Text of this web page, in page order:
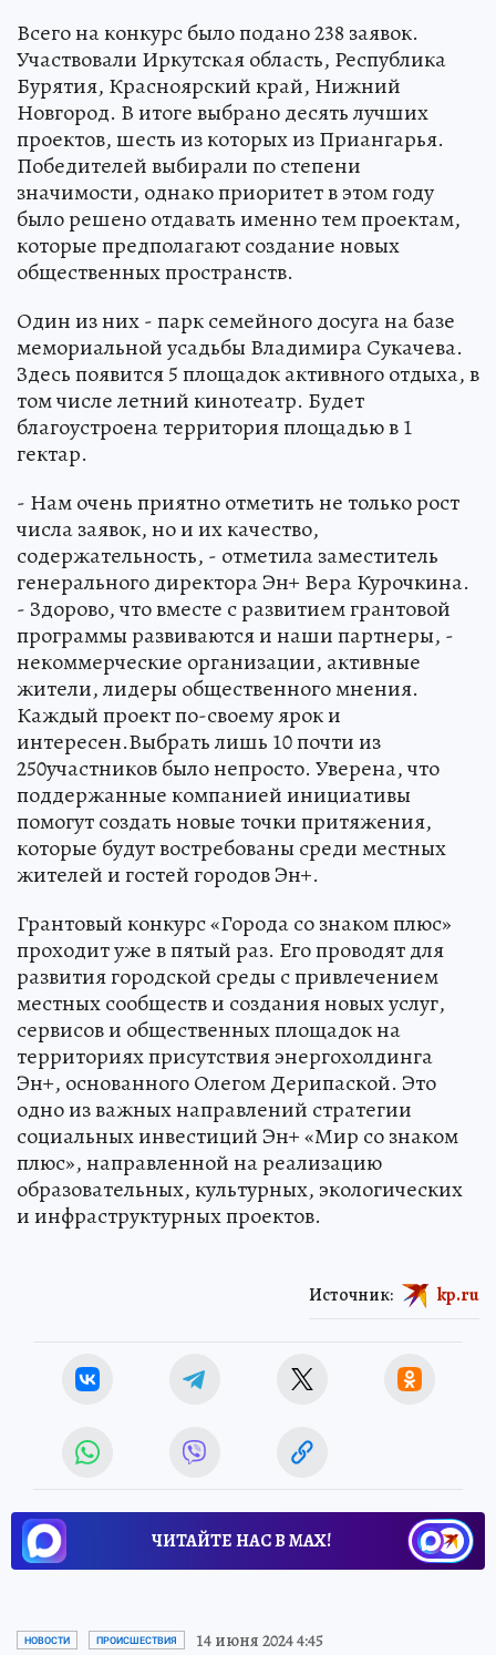
Всего на конкурс было подано 238 заявок.
Участвовали Иркутская область, Республика
Бурятия, Красноярский край, Нижний
Новгород. В итоге выбрано десять лучших
проектов, шесть из которых из Приангарья.
Победителей выбирали по степени
значимости, однако приоритет в этом году
было решено отдавать именно тем проектам,
которые предполагают создание новых
общественных пространств.
Один из них - парк семейного досуга на базе
мемориальной усадьбы Владимира Сукачева.
Здесь появится 5 площадок активного отдыха, в
том числе летний кинотеатр. Будет
благоустроена территория площадью в 1
гектар.
- Нам очень приятно отметить не только рост
числа заявок, но и их качество,
содержательность, - отметила заместитель
генерального директора Эн+ Вера Курочкина.
- Здорово, что вместе с развитием грантовой
программы развиваются и наши партнеры, -
некоммерческие организации, активные
жители, лидеры общественного мнения.
Каждый проект по-своему ярок и
интересен.Выбрать лишь 10 почти из
250участников было непросто. Уверена, что
поддержанные компанией инициативы
помогут создать новые точки притяжения,
которые будут востребованы среди местных
жителей и гостей городов Эн+.
Грантовый конкурс «Города со знаком плюс»
проходит уже в пятый раз. Его проводят для
развития городской среды с привлечением
местных сообществ и создания новых услуг,
сервисов и общественных площадок на
территориях присутствия энергохолдинга
Эн+, основанного Олегом Дерипаской. Это
одно из важных направлений стратегии
социальных инвестиций Эн+ «Мир со знаком
плюс», направленной на реализацию
образовательных, культурных, экологических
и инфраструктурных проектов.
Источник: kp.ru
ЧИТАЙТЕ НАС В МАХ!
НОВОСТИ ПРОИСШЕСТВИЯ 14 июня 2024 4:45